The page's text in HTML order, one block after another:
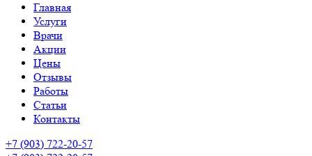
Главная
Услуги
Врачи
Акции
Цены
Отзывы
Работы
Статьи
Контакты
+7 (903) 722-20-57